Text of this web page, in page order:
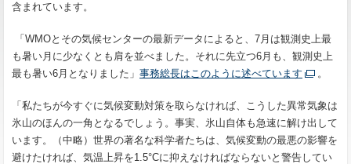
含まれています。
「WMOとその気候センターの最新データによると、7月は観測史上最
も暑い月に少なくとも肩を並べました。それに先立つ6月も、観測史上
最も暑い6月となりました」 事務総長はこのように述べています 。
「私たちが今すぐに気候変動対策を取らなければ、こうした異常気象は
氷山のほんの一角となるでしょう。事実、氷山自体も急速に解け出して
います。（中略）世界の著名な科学者たちは、気候変動の最悪の影響を
避けたければ、気温上昇を1.5°Cに抑えなければならないと警告してい